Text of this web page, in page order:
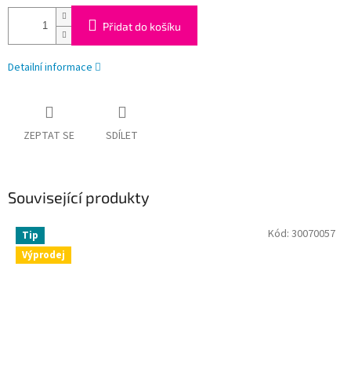
Přidat do košíku
Detailní informace
ZEPTAT SE SDÍLET
Související produkty
Tip
Výprodej
Kód: 30070057